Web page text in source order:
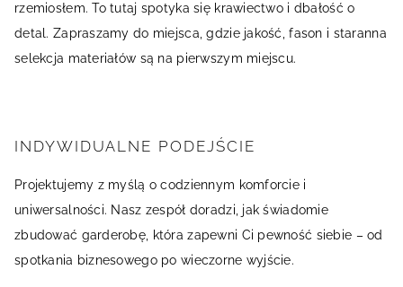
rzemiosłem. To tutaj spotyka się krawiectwo i dbałość o
detal. Zapraszamy do miejsca, gdzie jakość, fason i staranna
selekcja materiałów są na pierwszym miejscu.
INDYWIDUALNE PODEJŚCIE
Projektujemy z myślą o codziennym komforcie i
uniwersalności. Nasz zespół doradzi, jak świadomie
zbudować garderobę, która zapewni Ci pewność siebie – od
spotkania biznesowego po wieczorne wyjście.